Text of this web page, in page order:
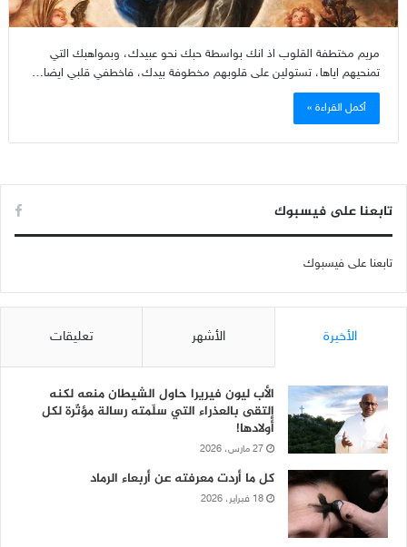
مريم مختطفة القلوب اذ انك بواسطة حبك نحو عبيدك، وبمواهبك التي
تمنحيهم اياها، تستولين على قلوبهم مخطوفة بيدك، فاخطفي قلبي ايضا…
أكمل القراءة »
تابعنا على فيسبوك
تابعنا على فيسبوك
الأخيرة الأشهر تعليقات
الأب ليون فيريرا حاول الشيطان منعه لكنه
إلتقى بالعذراء التي سلّمته رسالة مؤثّرة لكل
أولادها!
27 مارس، 2026
كل ما أردت معرفته عن أربعاء الرماد
18 فبراير، 2026